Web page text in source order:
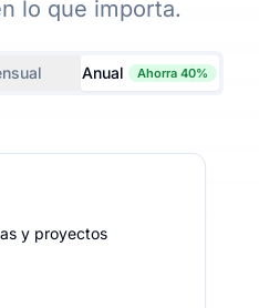
lo que importa.
Anual Ahorra 40%
y proyectos